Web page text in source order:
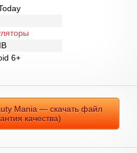
6+
Mania — скачать файл
качества)